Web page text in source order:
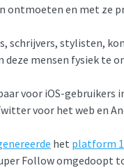
ontmoeten en met ze
schrijvers, stylisten,
deze mensen fysiek te
voor iOS-gebruikers in
voor het web en
het platform
Follow omgedoopt